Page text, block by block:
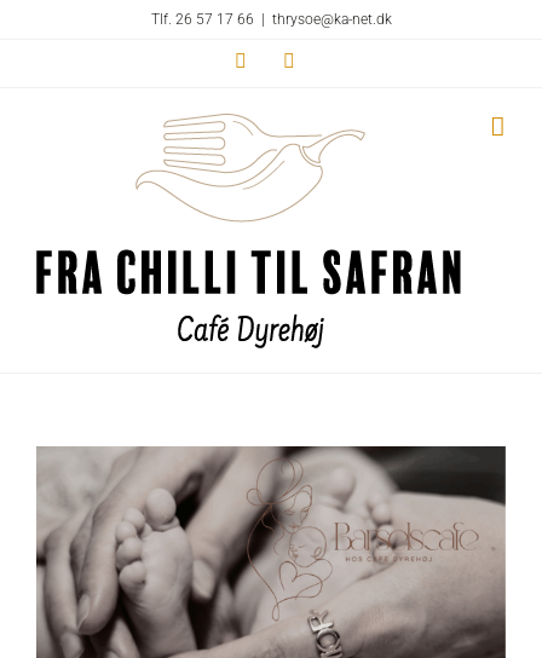
Tlf. 26 57 17 66 thrysoe@ka-net.dk
Facebook